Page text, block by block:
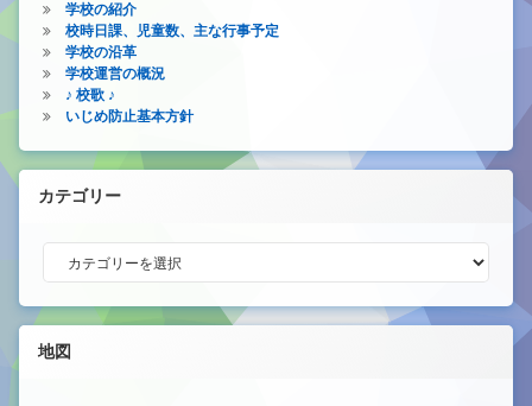
学校の紹介
校時日課、児童数、主な行事予定
学校の沿革
学校運営の概況
♪ 校歌 ♪
いじめ防止基本方針
カテゴリー
カテゴリー
地図